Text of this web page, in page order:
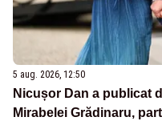
5 aug. 2026, 12:50
Nicușor Dan a publicat
Mirabelei Grădinaru,